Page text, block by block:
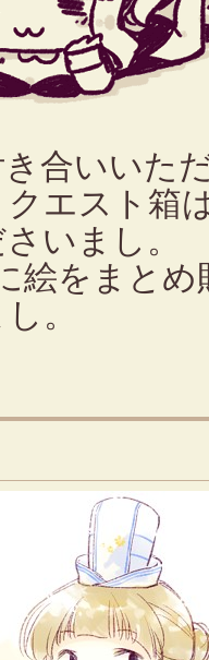
合いいた
エスト箱
いまし。
絵をまと
。